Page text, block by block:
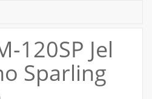
120SP Jel
Sparling